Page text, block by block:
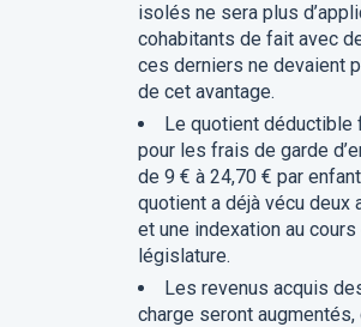
isolés ne sera plus
cohabitants de fait avec
ces derniers ne devaient
de cet avantage.
Le quotient déductible
pour les frais de garde
de 9 € à 24,70 € par
quotient a déjà vécu deux
et une indexation au
législature.
Les revenus acquis
charge seront